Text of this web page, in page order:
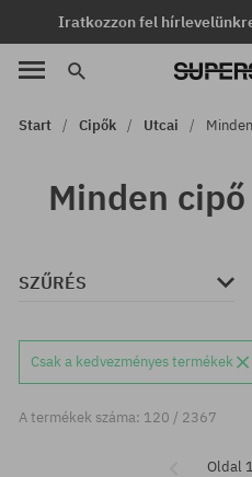
Iratkozzon fel
Start Cipők Utcai
Minden
SZŰRÉS
Csak a kedvezményes termékek
A termékek száma: 120 / 2367
Oldal